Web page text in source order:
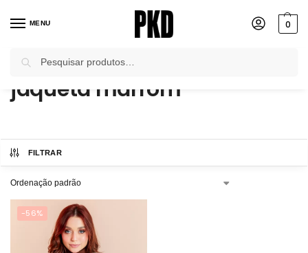
MENU 0
Início / Produtos marcados com a tag “jaqueta marrom”
jaqueta marrom
FILTRAR
-56%